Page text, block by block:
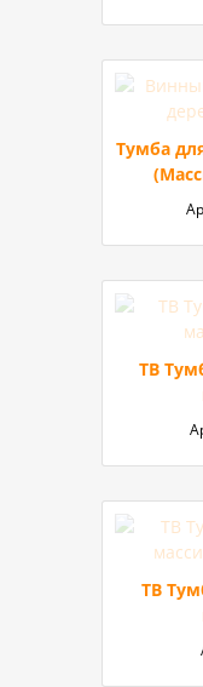
Тумба
ТВ
ТВ